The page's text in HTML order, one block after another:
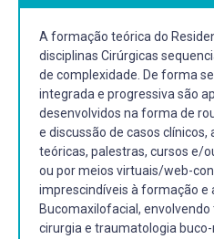
A formação teórica do
disciplinas Cirúrgicas
de complexidade. De forma
integrada e progressiva são
desenvolvidos na forma de
e discussão de casos
teóricas, palestras, cursos e/
ou por meios virtuais/web-
imprescindíveis à formação e
Bucomaxilofacial,
cirurgia e traumatologia